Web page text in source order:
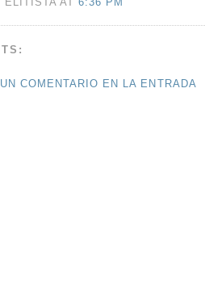
COMENTARIO EN LA ENTRADA